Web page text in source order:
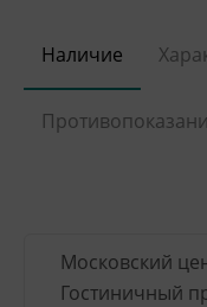
Наличие
Московский
Гостиничный